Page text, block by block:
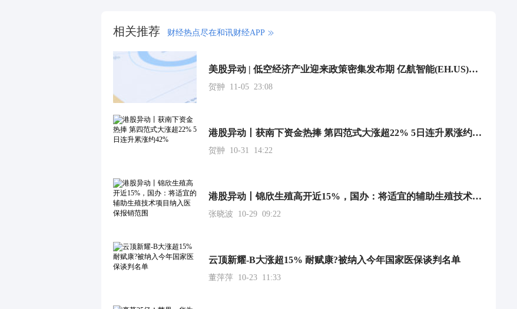
相关推荐 财经热点尽在和讯财经APP
美股异动 | 低空经济产业迎来政策密集发布期 亿航智能(EH.US)涨超7%
贺翀 11-05 23:08
港股异动丨获南下资金热捧 第四范式大涨超22% 5日连升累涨约42%
贺翀 10-31 14:22
港股异动丨锦欣生殖高开近15%，国办：将适宜的辅助生殖技术项目纳入医保报销范围
张晓波 10-29 09:22
云顶新耀-B大涨超15% 耐赋康?被纳入今年国家医保谈判名单
董萍萍 10-23 11:33